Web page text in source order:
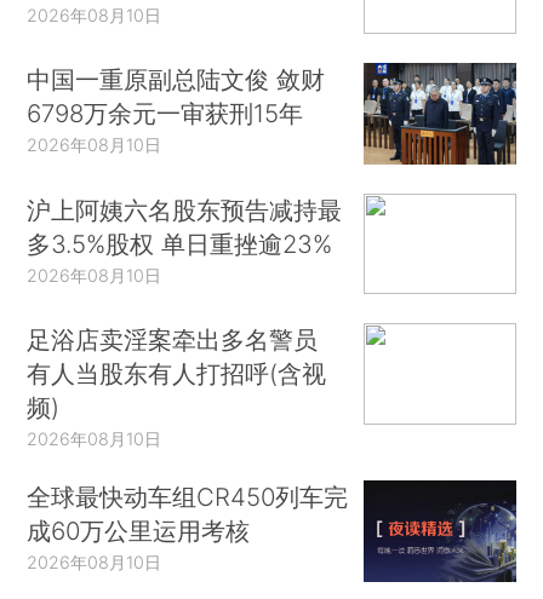
2026年08月10日
中国一重原副总陆文俊 敛财
6798万余元一审获刑15年
2026年08月10日
沪上阿姨六名股东预告减持最
多3.5%股权 单日重挫逾23%
2026年08月10日
足浴店卖淫案牵出多名警员
有人当股东有人打招呼(含视
频)
2026年08月10日
全球最快动车组CR450列车完
成60万公里运用考核
2026年08月10日